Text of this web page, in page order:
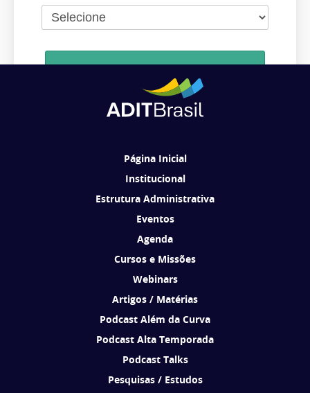
Ao se cadastrar, você concorda em receber comunicações da ADIT
Página Inicial
Institucional
Estrutura Administrativa
Eventos
Agenda
Cursos e Missões
Webinars
Artigos / Matérias
Podcast Além da Curva
Podcast Alta Temporada
Podcast Talks
Pesquisas / Estudos